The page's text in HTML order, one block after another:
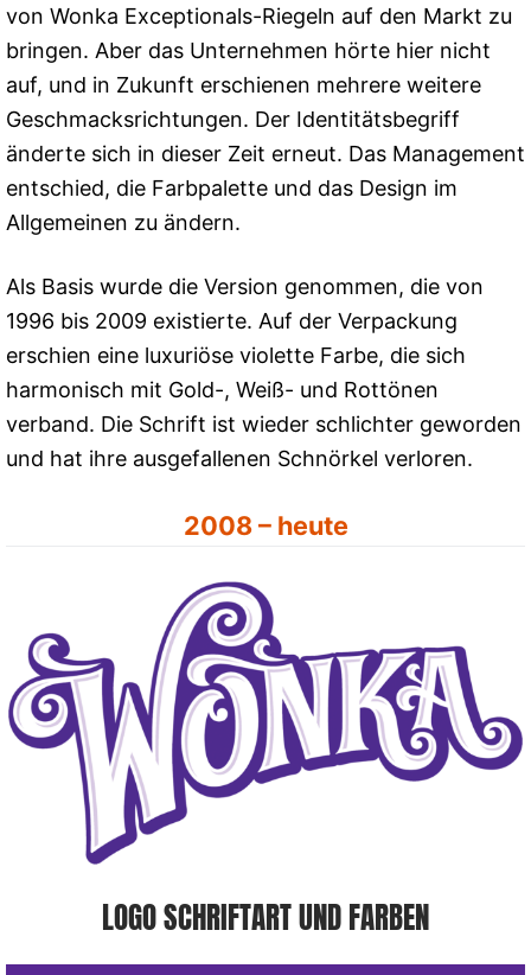
von Wonka Exceptionals-Riegeln auf den Markt zu
bringen. Aber das Unternehmen hörte hier nicht
auf, und in Zukunft erschienen mehrere weitere
Geschmacksrichtungen. Der Identitätsbegriff
änderte sich in dieser Zeit erneut. Das Management
entschied, die Farbpalette und das Design im
Allgemeinen zu ändern.
Als Basis wurde die Version genommen, die von
1996 bis 2009 existierte. Auf der Verpackung
erschien eine luxuriöse violette Farbe, die sich
harmonisch mit Gold-, Weiß- und Rottönen
verband. Die Schrift ist wieder schlichter geworden
und hat ihre ausgefallenen Schnörkel verloren.
2008 – heute
LOGO SCHRIFTART UND FARBEN